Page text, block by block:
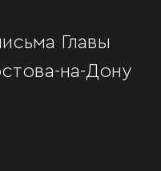
Главы
на-Дону